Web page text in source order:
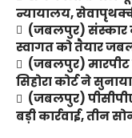
न्यायालय,
(जबलपुर) संस्कार
स्वागत को तैयार
(जबलपुर) मारपीट
सिहोरा कोर्ट ने
(जबलपुर)
बड़ी कार्रवाई, तीन